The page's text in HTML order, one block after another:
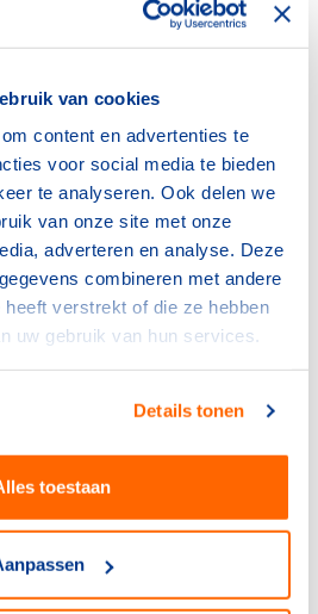
van cookies
content en advertenties te
voor social media te bieden
te analyseren. Ook delen we
van onze site met onze
adverteren en analyse. Deze
combineren met andere
verstrekt of die ze hebben
uw gebruik van hun services.
Details tonen
toestaan
vereist veel creativiteit,
en vooral ook geduld.
in ieder geval wat betreft
in beweging komt. Dat is ook
fitte en weerbare
dat wat de verenigingen nu
met zich mee zal brengen,
vanuit kantineopbrengsten en
belangrijke
niet op vooruit gaat. Ook zullen
lang zonder inkomsten uit
En voor de binnensporten
een half jaar geen activiteiten
uitvoeren.”
niet